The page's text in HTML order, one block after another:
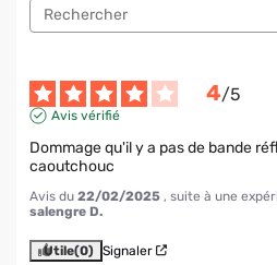
4/5
Avis vérifié
Dommage qu'il y a pas de bande
caoutchouc
Avis du 22/02/2025 , suite à une
salengre D.
Utile(0) Signaler